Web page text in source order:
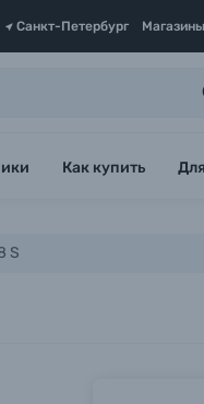
Санкт-Петербург Магазины
Как купить
S